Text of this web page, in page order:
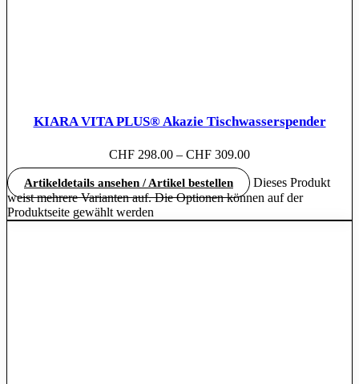
KIARA VITA PLUS® Akazie Tischwasserspender
CHF 298.00 – CHF 309.00
Artikeldetails ansehen / Artikel bestellen
Dieses Produkt
weist mehrere Varianten auf. Die Optionen können auf der
Produktseite gewählt werden